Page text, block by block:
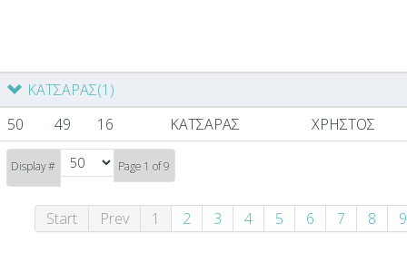
Display # Page 1 of 9
Start Prev 1 2 3 4 5 6 7 8 9
ΚΑΤΣΑΡΑΣ(1)
50
49 16 ΚΑΤΣΑΡΑΣ ΧΡΗΣΤΟΣ